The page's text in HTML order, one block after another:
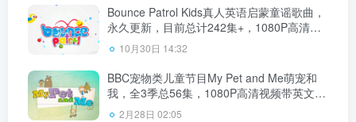
Bounce Patrol Kids真人英语启蒙童谣歌曲，
永久更新，目前总计242集+，1080P高清视
频，百度网盘下载！
10月30日 14:32
BBC宠物类儿童节目My Pet and Me萌宠和
我，全3季总56集，1080P高清视频带英文字
幕，百度网盘下载！
2月28日 02:05